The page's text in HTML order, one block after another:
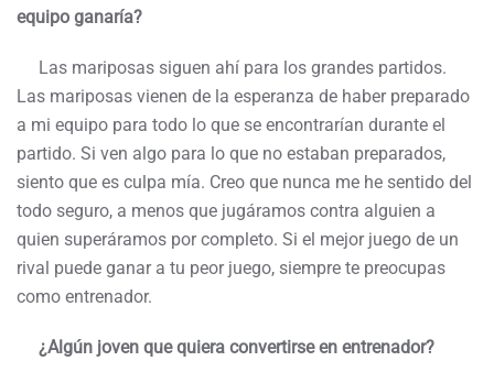
equipo ganaría?
Las mariposas siguen ahí para los grandes partidos.
Las mariposas vienen de la esperanza de haber preparado
a mi equipo para todo lo que se encontrarían durante el
partido. Si ven algo para lo que no estaban preparados,
siento que es culpa mía. Creo que nunca me he sentido del
todo seguro, a menos que jugáramos contra alguien a
quien superáramos por completo. Si el mejor juego de un
rival puede ganar a tu peor juego, siempre te preocupas
como entrenador.
¿Algún joven que quiera convertirse en entrenador?